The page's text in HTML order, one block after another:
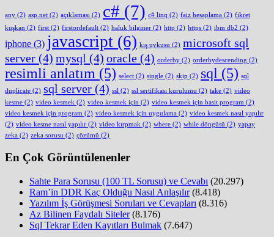
any (2) asp.net (2) açıklaması (2) c# (7) c# linq (2) faiz hesaplama (2) fikret
kuşkan (2) first (2) firstordefault (2) haluk bilginer (2) http (2) https (2) ibm db2 (2)
iphone (3) javascript (6) kış uykusu (2) microsoft sql
server (4) mysql (4) oracle (4) orderby (2) orderbydescending (2)
resimli anlatım (5) select (2) single (2) skip (2) sql (5) sql
duplicate (2) sql server (4) ssl (2) ssl sertifikası kurulumu (2) take (2) video
kesme (2) video kesmek (2) video kesmek için (2) video kesmek için basit program (2)
video kesmek için program (2) video kesmek için uygulama (2) video kesmek nasıl yapılır
(2) video kesme nasıl yapılır (2) video kırpmak (2) where (2) while döngüsü (2) yapay
zeka (2) zeka sorusu (2) çözümü (2)
En Çok Görüntülenenler
Sahte Para Sorusu (100 TL Sorusu) ve Cevabı (20.297)
Ram’in DDR Kaç Olduğu Nasıl Anlaşılır (8.418)
Yazılım İş Görüşmesi Soruları ve Cevapları (8.316)
Az Bilinen Faydalı Siteler (8.176)
Sql Tekrar Eden Kayıtları Bulmak (7.647)